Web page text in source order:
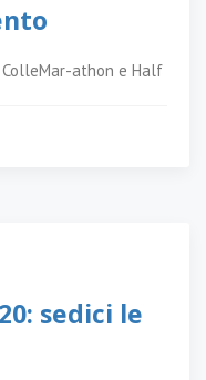
athon e Half
sedici le